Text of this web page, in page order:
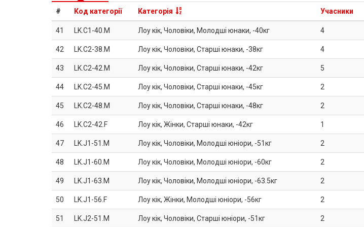
# Код категорії Категорія Учасники
41 LK.C1-40.M Лоу кік, Чоловіки, Молодші юнаки, -40кг 4
42 LK.C2-38.M Лоу кік, Чоловіки, Старші юнаки, -38кг 4
43 LK.C2-42.M Лоу кік, Чоловіки, Старші юнаки, -42кг 5
44 LK.C2-45.M Лоу кік, Чоловіки, Старші юнаки, -45кг 2
45 LK.C2-48.M Лоу кік, Чоловіки, Старші юнаки, -48кг 2
46 LK.C2-42.F Лоу кік, Жінки, Старші юнаки, -42кг 1
47 LK.J1-51.M Лоу кік, Чоловіки, Молодші юніори, -51кг 2
48 LK.J1-60.M Лоу кік, Чоловіки, Молодші юніори, -60кг 2
49 LK.J1-63.M Лоу кік, Чоловіки, Молодші юніори, -63.5кг 2
50 LK.J1-56.F Лоу кік, Жінки, Молодші юніори, -56кг 2
51 LK.J2-51.M Лоу кік, Чоловіки, Старші юніори, -51кг 2